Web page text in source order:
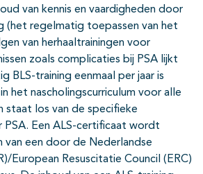
van kennis en vaardigheden door
(het regelmatig toepassen van het
van herhaaltrainingen voor
zoals complicaties bij PSA lijkt
BLS-training eenmaal per jaar is
het nascholingscurriculum voor alle
staat los van de specifieke
PSA. Een ALS-certificaat wordt
van een door de Nederlandse
European Resuscitatie Council (ERC)